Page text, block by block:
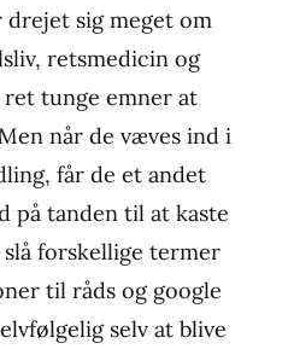
sig meget om
retsmedicin og
tunge emner at
når de væves ind i
får de et andet
på tanden til at kaste
forskellige termer
til råds og google
selv at blive